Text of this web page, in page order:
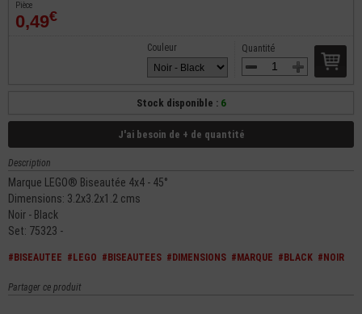
Pièce
0,49€
Quantité
Couleur
Stock disponible : 6
J'ai besoin de + de quantité
Description
Marque LEGO® Biseautée 4x4 - 45°
Dimensions: 3.2x3.2x1.2 cms
Noir - Black
Set: 75323 -
#BISEAUTEE #LEGO #BISEAUTEES #DIMENSIONS #MARQUE #BLACK #NOIR
Partager ce produit